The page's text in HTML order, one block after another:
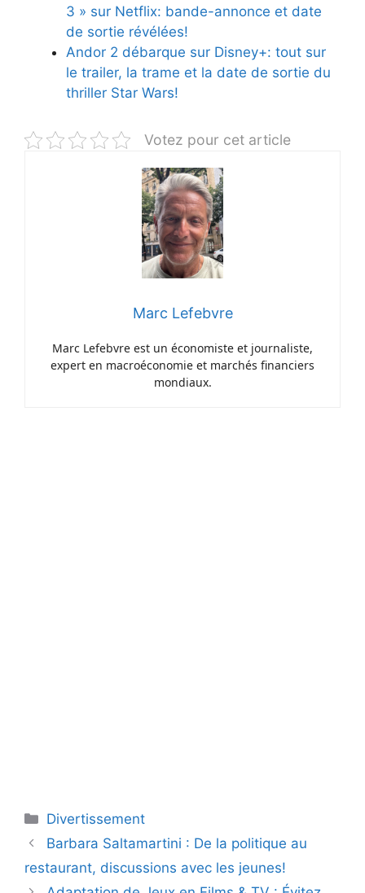
3 » sur Netflix: bande-annonce et date
de sortie révélées!
Andor 2 débarque sur Disney+: tout sur
le trailer, la trame et la date de sortie du
thriller Star Wars!
Votez pour cet article
Marc Lefebvre
Marc Lefebvre est un économiste et journaliste,
expert en macroéconomie et marchés financiers
mondiaux.
Catégories
Divertissement
Barbara Saltamartini : De la politique au
restaurant, discussions avec les jeunes!